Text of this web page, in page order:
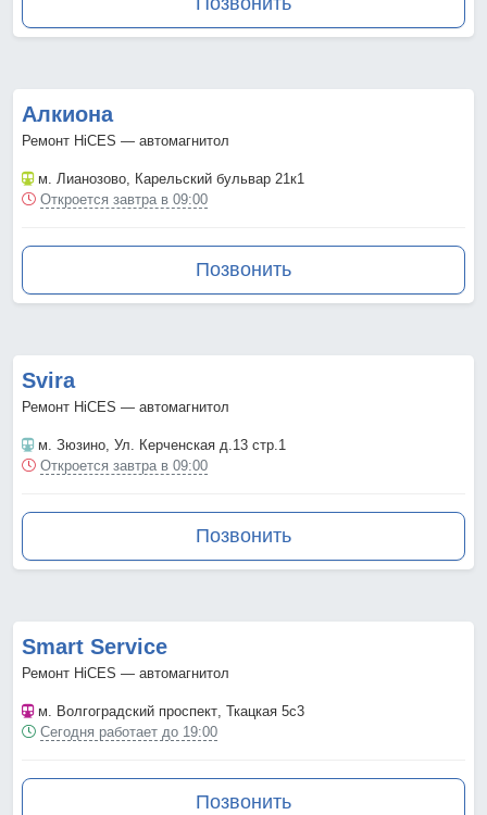
Алкиона
Ремонт HiCES — автомагнитол
м. Лианозово, Карельский бульвар 21к1
Откроется завтра в 09:00
Позвонить
Svira
Ремонт HiCES — автомагнитол
м. Зюзино, Ул. Керченская д.13 стр.1
Откроется завтра в 09:00
Позвонить
Smart Service
Ремонт HiCES — автомагнитол
м. Волгоградский проспект, Ткацкая 5с3
Сегодня работает до 19:00
Позвонить